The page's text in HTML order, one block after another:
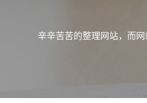
辛辛苦苦的整理网站，而